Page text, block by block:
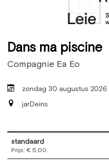
Dans ma piscine
Compagnie Ea Eo
zondag 30 augustus 2026
jarDeins
standaard
Prijs: € 5,00